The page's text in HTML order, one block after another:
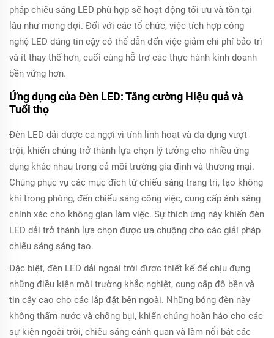
pháp chiếu sáng LED phù hợp sẽ hoạt động tối ưu và tồn tại
lâu như mong đợi. Đối với các tổ chức, việc tích hợp công
nghệ LED đáng tin cậy có thể dẫn đến việc giảm chi phí bảo trì
và ít thay thế hơn, cuối cùng hỗ trợ các thực hành kinh doanh
bền vững hơn.
Ứng dụng của Đèn LED: Tăng cường Hiệu quả và
Tuổi thọ
Đèn LED dải được ca ngợi vì tính linh hoạt và đa dụng vượt
trội, khiến chúng trở thành lựa chọn lý tưởng cho nhiều ứng
dụng khác nhau trong cả môi trường gia đình và thương mại.
Chúng phục vụ các mục đích từ chiếu sáng trang trí, tạo không
khí trong phòng, đến chiếu sáng công việc, cung cấp ánh sáng
chính xác cho không gian làm việc. Sự thích ứng này khiến đèn
LED dải trở thành lựa chọn được ưa chuộng cho các giải pháp
chiếu sáng sáng tạo.
Đặc biệt, đèn LED dải ngoài trời được thiết kế để chịu đựng
những điều kiện môi trường khắc nghiệt, cung cấp độ bền và
tin cậy cao cho các lắp đặt bên ngoài. Những bóng đèn này
không thấm nước và chống bụi, khiến chúng hoàn hảo cho các
sự kiện ngoài trời, chiếu sáng cảnh quan và làm nổi bật các